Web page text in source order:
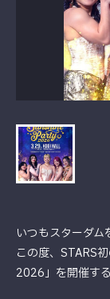
いつもスターダム
この度、STARS
2026」を開催す